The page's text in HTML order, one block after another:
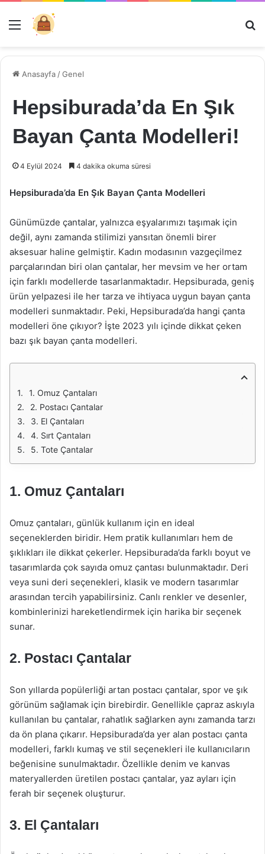
Menü
Anasayfa /Genel
Hepsiburada’da En Şık
Bayan Çanta Modelleri!
4 Eylül 2024 4 dakika okuma süresi
Hepsiburada’da En Şık Bayan Çanta Modelleri
Günümüzde çantalar, yalnızca eşyalarımızı taşımak için
değil, aynı zamanda stilimizi yansıtan önemli birer
aksesuar haline gelmiştir. Kadın modasının vazgeçilmez
parçalarından biri olan çantalar, her mevsim ve her ortam
için farklı modellerde tasarlanmaktadır. Hepsiburada, geniş
ürün yelpazesi ile her tarza ve ihtiyaca uygun bayan çanta
modelleri sunmaktadır. Peki, Hepsiburada’da hangi çanta
modelleri öne çıkıyor? İşte 2023 yılı içinde dikkat çeken
bazı şık bayan çanta modelleri.
1. Omuz Çantaları
2. Postacı Çantalar
3. El Çantaları
4. Sırt Çantaları
5. Tote Çantalar
1. Omuz Çantaları
Omuz çantaları, günlük kullanım için en ideal
seçeneklerden biridir. Hem pratik kullanımları hem de
şıklıkları ile dikkat çekerler. Hepsiburada’da farklı boyut ve
tasarımlarda çok sayıda omuz çantası bulunmaktadır. Deri
veya suni deri seçenekleri, klasik ve modern tasarımlar
arasından tercih yapabilirsiniz. Canlı renkler ve desenler,
kombinlerinizi hareketlendirmek için harika bir seçenek
sunar.
2. Postacı Çantalar
Son yıllarda popülerliği artan postacı çantalar, spor ve şık
görünüm sağlamak için birebirdir. Genellikle çapraz askıyla
kullanılan bu çantalar, rahatlık sağlarken aynı zamanda tarzı
da ön plana çıkarır. Hepsiburada’da yer alan postacı çanta
modelleri, farklı kumaş ve stil seçenekleri ile kullanıcıların
beğenisine sunulmaktadır. Özellikle denim ve kanvas
materyallerden üretilen postacı çantalar, yaz ayları için
ferah bir seçenek oluşturur.
3. El Çantaları